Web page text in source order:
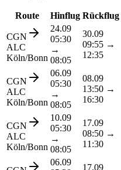
Route Hinflug Rückflug
CGN
ALC
Köln/Bonn
24.09
05:30
→
08:05
30.09
09:55 →
12:35
CGN
ALC
Köln/Bonn
06.09
05:30
→
08:05
08.09
13:50 →
16:30
CGN
ALC
Köln/Bonn
10.09
05:30
→
08:05
17.09
08:50 →
11:30
06.09
17.09